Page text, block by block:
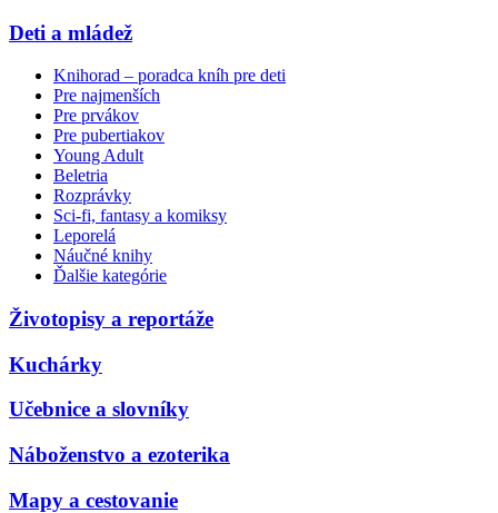
Deti a mládež
Knihorad – poradca kníh pre deti
Pre najmenších
Pre prvákov
Pre pubertiakov
Young Adult
Beletria
Rozprávky
Sci-fi, fantasy a komiksy
Leporelá
Náučné knihy
Ďalšie kategórie
Životopisy a reportáže
Kuchárky
Učebnice a slovníky
Náboženstvo a ezoterika
Mapy a cestovanie